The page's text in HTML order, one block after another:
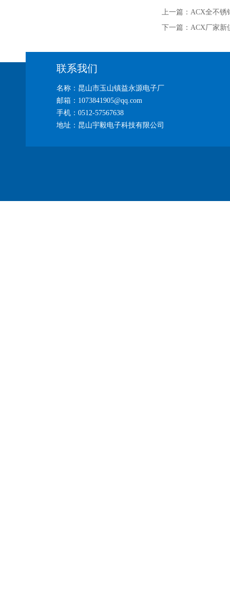
上一篇： ACX全不锈
下一篇： ACX厂家新
联系我们
名称：昆山市玉山镇益永源电子厂
邮箱：1073841905@qq.com
手机：0512-57567638
地址：昆山宇毅电子科技有限公司